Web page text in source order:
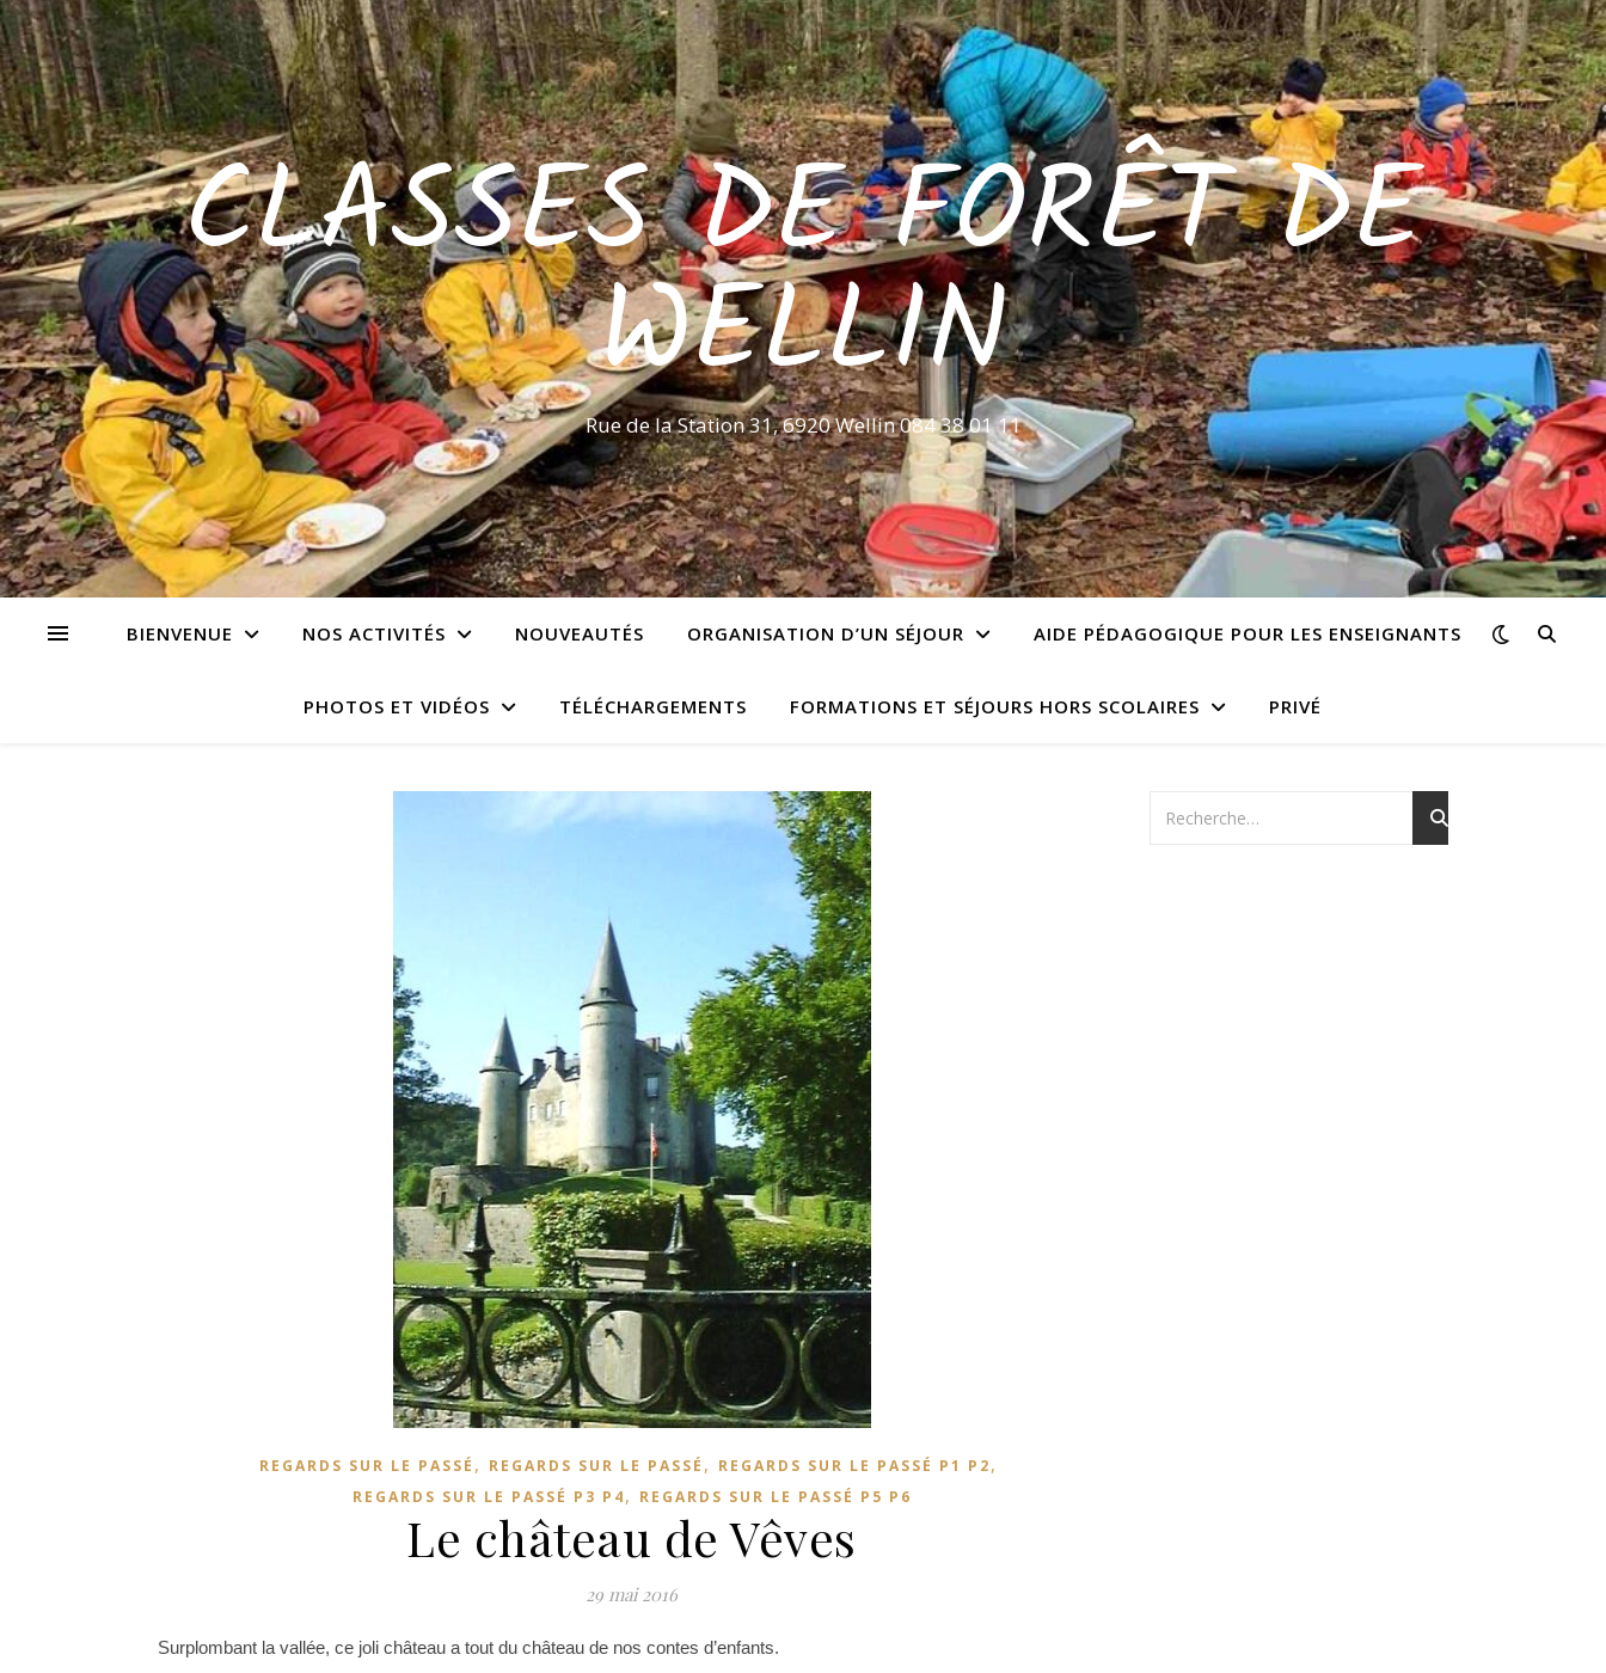
CLASSES DE FORÊT DE
WELLIN
Rue de la Station 31, 6920 Wellin 084 38 01 11
BIENVENUE NOS ACTIVITÉS NOUVEAUTÉS ORGANISATION D’UN SÉJOUR AIDE PÉDAGOGIQUE POUR LES ENSEIGNANTS
PHOTOS ET VIDÉOS TÉLÉCHARGEMENTS FORMATIONS ET SÉJOURS HORS SCOLAIRES PRIVÉ
REGARDS SUR LE PASSÉ , REGARDS SUR LE PASSÉ , REGARDS SUR LE PASSÉ P1 P2,
REGARDS SUR LE PASSÉ P3 P4, REGARDS SUR LE PASSÉ P5 P6
Le château de Vêves
29 mai 2016
Surplombant la vallée, ce joli château a tout du château de nos contes d’enfants.